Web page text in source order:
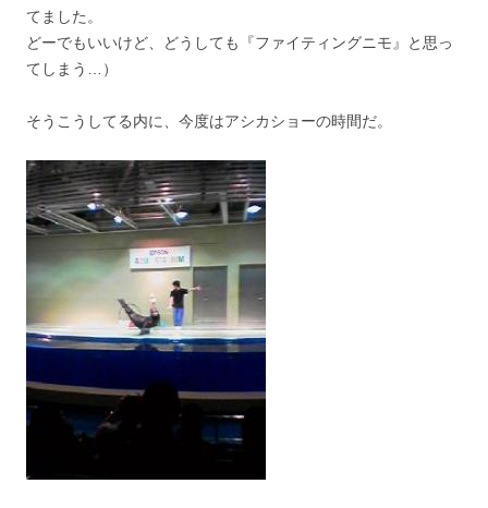
てました。
どーでもいいけど、どうしても『ファイティングニモ』と思っ
てしまう…）
そうこうしてる内に、今度はアシカショーの時間だ。